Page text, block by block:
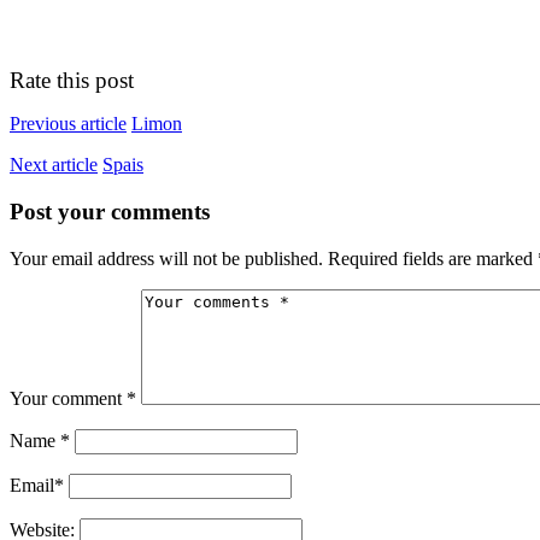
Rate this post
Previous article Limon
Next article Spais
Post your comments
Your email address will not be published. Required fields are marked
Your comment *
Name *
Email*
Website: